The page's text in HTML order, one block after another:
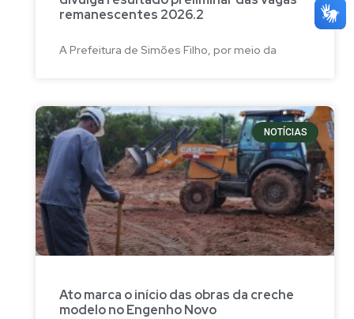
remanescentes 2026.2
A Prefeitura de Simões Filho, por meio da
NOTÍCIAS
Ato marca o início das obras da creche
modelo no Engenho Novo